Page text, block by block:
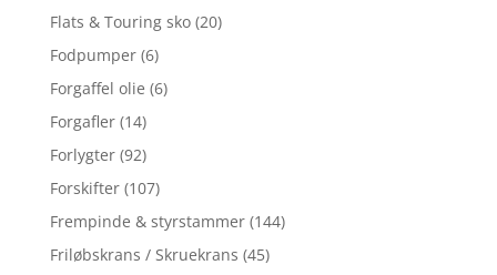
Flats & Touring sko (20)
Fodpumper (6)
Forgaffel olie (6)
Forgafler (14)
Forlygter (92)
Forskifter (107)
Frempinde & styrstammer (144)
Friløbskrans / Skruekrans (45)